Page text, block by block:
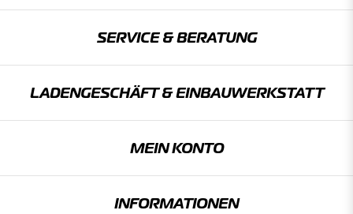
SERVICE & BERATUNG
LADENGESCHÄFT & EINBAU­WERKSTATT
MEIN KONTO
INFORMATIONEN